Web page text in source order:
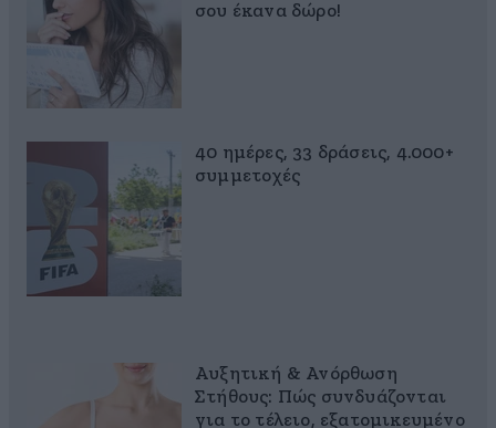
σου έκανα δώρο!
40 ημέρες, 33 δράσεις, 4.000+
συμμετοχές
Αυξητική & Ανόρθωση
Στήθους: Πώς συνδυάζονται
για το τέλειο, εξατομικευμένο